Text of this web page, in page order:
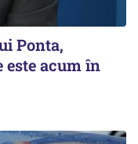
Ponta,
este acum în